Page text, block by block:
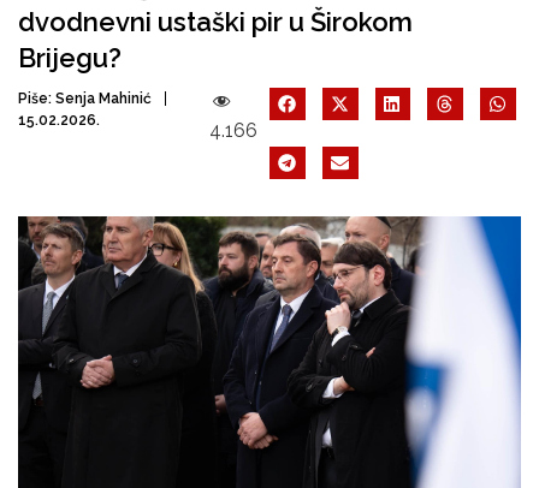
dvodnevni ustaški pir u Širokom
Brijegu?
Piše: Senja Mahinić
15.02.2026.
4.166